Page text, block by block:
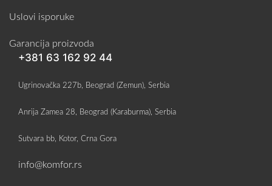
Uslovi isporuke
Garancija proizvoda
+381 63 162 92 44
Ugrinovačka 227b, Beograd (Zemun), Serbia
Anrija Zamea 28, Beograd (Karaburma), Serbia
Sutvara bb, Kotor, Crna Gora
info@komfor.rs